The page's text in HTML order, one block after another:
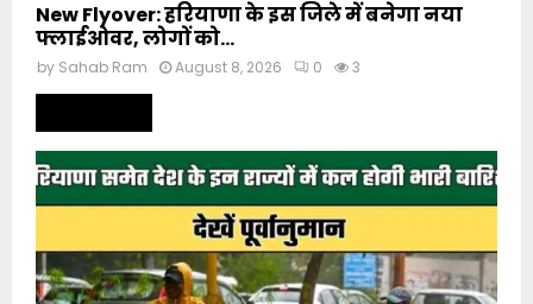
New Flyover: हरियाणा के इस जिले में बनेगा नया
फ्लाईओवर, लोगों को...
by Sahab Ram August 8, 2026 0 3